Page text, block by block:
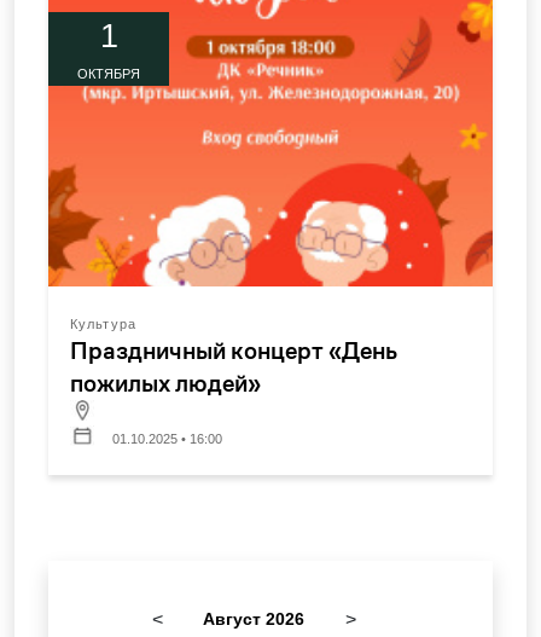
1
ОКТЯБРЯ
Культура
Праздничный концерт «День
пожилых людей»
01.10.2025 • 16:00
< Август 2026 >